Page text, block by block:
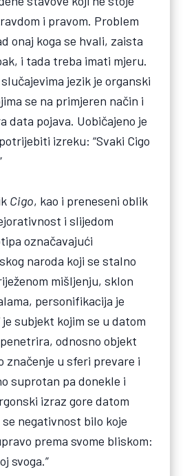
i pravom. Problem
onaj koga se hvali, zaista
i tada treba imati mjeru.
jezik je organski
se na primjeren način i
data pojava. Uobičajeno je
izreku: “Svaki Cigo
Cigo, kao i preneseni oblik
i slijedom
označavajući
naroda koji se stalno
mišljenju, sklon
personifikacija je
je subjekt kojim se u datom
odnosno objekt
značenje u sferi prevare i
suprotan pa donekle i
izraz gore datom
negativnost bilo koje
prema svome bliskom:
svoga.”